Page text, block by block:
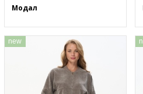
Модал
new